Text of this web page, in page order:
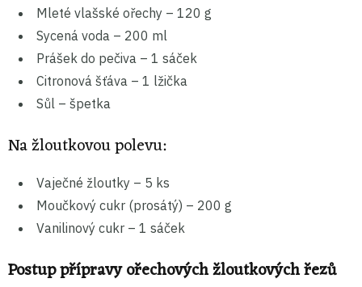
Mleté vlašské ořechy – 120 g
Sycená voda – 200 ml
Prášek do pečiva – 1 sáček
Citronová šťáva – 1 lžička
Sůl – špetka
Na žloutkovou polevu:
Vaječné žloutky – 5 ks
Moučkový cukr (prosátý) – 200 g
Vanilinový cukr – 1 sáček
Postup přípravy ořechových žloutkových řezů